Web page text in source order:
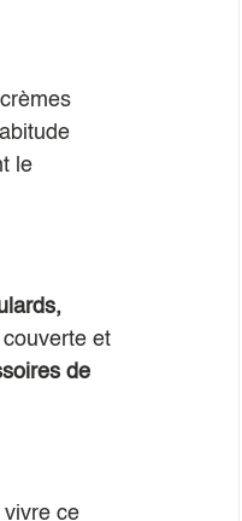
le
et
de
vivre ce